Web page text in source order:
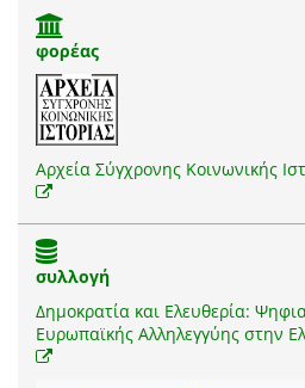
φορέας
Αρχεία Σύγχρονης Κοινωνικής
συλλογή
Δημοκρατία και Ελευθερία:
Ευρωπαϊκής Αλληλεγγύης στην